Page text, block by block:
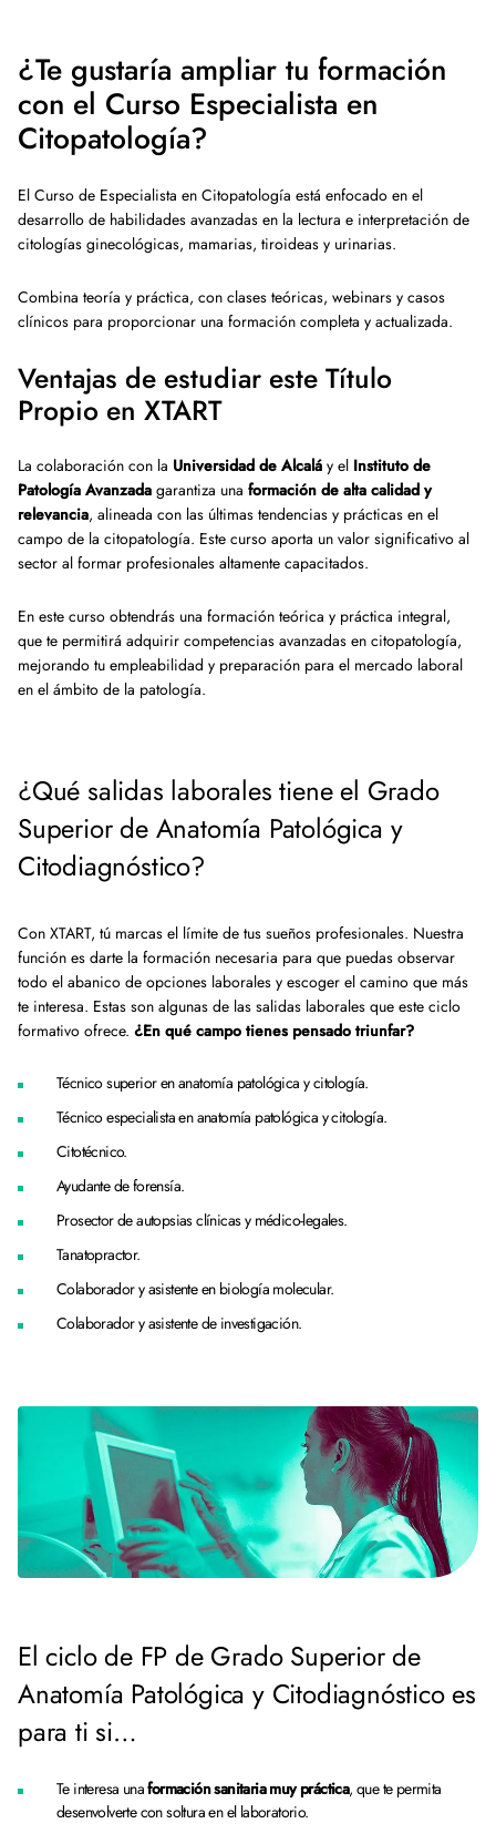
¿Te gustaría ampliar tu formación
con el Curso Especialista en
Citopatología?
El Curso de Especialista en Citopatología está enfocado en el
desarrollo de habilidades avanzadas en la lectura e interpretación de
citologías ginecológicas, mamarias, tiroideas y urinarias.
Combina teoría y práctica, con clases teóricas, webinars y casos
clínicos para proporcionar una formación completa y actualizada.
Ventajas de estudiar este Título
Propio en XTART
La colaboración con la Universidad de Alcalá y el Instituto de
Patología Avanzada garantiza una formación de alta calidad y
relevancia, alineada con las últimas tendencias y prácticas en el
campo de la citopatología. Este curso aporta un valor significativo al
sector al formar profesionales altamente capacitados.
En este curso obtendrás una formación teórica y práctica integral,
que te permitirá adquirir competencias avanzadas en citopatología,
mejorando tu empleabilidad y preparación para el mercado laboral
en el ámbito de la patología.
¿Qué salidas laborales tiene el Grado
Superior de Anatomía Patológica y
Citodiagnóstico?
Con XTART, tú marcas el límite de tus sueños profesionales. Nuestra
función es darte la formación necesaria para que puedas observar
todo el abanico de opciones laborales y escoger el camino que más
te interesa. Estas son algunas de las salidas laborales que este ciclo
formativo ofrece. ¿En qué campo tienes pensado triunfar?
Técnico superior en anatomía patológica y citología.
Técnico especialista en anatomía patológica y citología.
Citotécnico.
Ayudante de forensía.
Prosector de autopsias clínicas y médico-legales.
Tanatopractor.
Colaborador y asistente en biología molecular.
Colaborador y asistente de investigación.
El ciclo de FP de Grado Superior de
Anatomía Patológica y Citodiagnóstico es
para ti si…
Te interesa unaformación sanitaria muy práctica, que te permita
desenvolverte con soltura en el laboratorio.